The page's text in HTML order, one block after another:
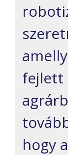
fejlett
hogy